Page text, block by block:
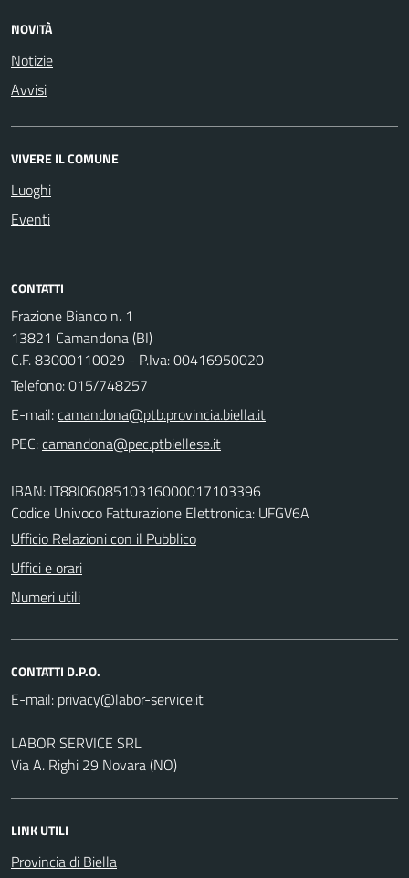
NOVITÀ
Notizie
Avvisi
VIVERE IL COMUNE
Luoghi
Eventi
CONTATTI
Frazione Bianco n. 1
13821 Camandona (BI)
C.F. 83000110029 - P.Iva: 00416950020
Telefono:015/748257
E-mail:
PEC:
IBAN: IT88I0608510316000017103396
Codice Univoco Fatturazione Elettronica: UFGV6A
Ufficio Relazioni con il Pubblico
Uffici e orari
Numeri utili
CONTATTI D.P.O.
E-mail:
LABOR SERVICE SRL
Via A. Righi 29 Novara (NO)
LINK UTILI
Provincia di Biella